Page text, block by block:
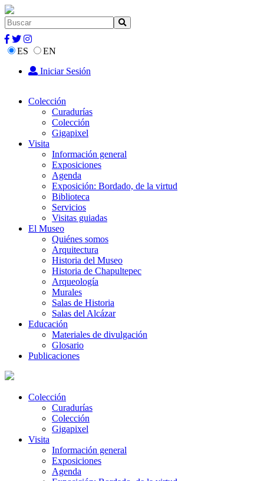
ES
EN
Iniciar Sesión
Colección
Curadurías
Colección
Gigapixel
Visita
Información general
Exposiciones
Agenda
Exposición: Bordado, de la virtud
Biblioteca
Servicios
Visitas guiadas
El Museo
Quiénes somos
Arquitectura
Historia del Museo
Historia de Chapultepec
Arqueología
Murales
Salas de Historia
Salas del Alcázar
Educación
Materiales de divulgación
Glosario
Publicaciones
Colección
Curadurías
Colección
Gigapixel
Visita
Información general
Exposiciones
Agenda